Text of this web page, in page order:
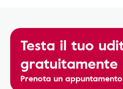
Testa il tuo
gratuitamente
Prenota un appuntamento